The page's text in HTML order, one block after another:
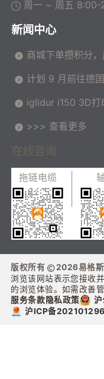
周一 ~ 周五 8:00-
新闻中心
商城下单攒积分
计划 9 月前往德
iglidur i150 3D打
>>> 查看更多
拖链电缆
版权所有 2026易格
浏览该网站表示您接收
的浏览体验。如需改善
服务条款隐私政策
沪ICP备